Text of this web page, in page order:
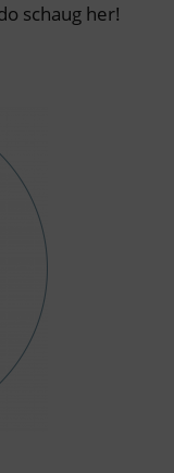
schaug her!